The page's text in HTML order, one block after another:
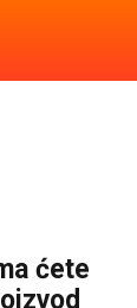
ćete